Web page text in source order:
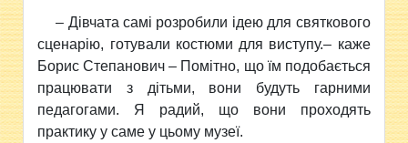
– Дівчата самі розробили ідею для святкового
сценарію, готували костюми для виступу.– каже
Борис Степанович – Помітно, що їм подобається
працювати з дітьми, вони будуть гарними
педагогами. Я радий, що вони проходять
практику у саме у цьому музеї.